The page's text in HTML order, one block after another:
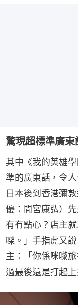
驚現超標準廣東
其中《我的英雄
準的廣東話，令
日本後到香港彌
優：間宮康弘）
有冇點心？店主
㗎。」手指虎又
主：「你係咪嚟
過最後還是打起上